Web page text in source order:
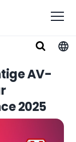
AV-
2025